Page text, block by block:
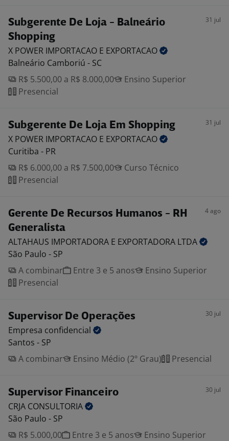
Subgerente De Loja - Balneário
Shopping
31 jul
X POWER IMPORTACAO E EXPORTACAO
Balneário Camboriú - SC
R$ 5.500,00 a R$ 8.000,00
Ensino Superior
Presencial
Subgerente De Loja Em Shopping 31 jul
X POWER IMPORTACAO E EXPORTACAO
Curitiba - PR
R$ 6.000,00 a R$ 7.500,00
Curso Técnico
Presencial
Gerente De Recursos Humanos - RH
Generalista
4 ago
ALTAHAUS IMPORTADORA E EXPORTADORA LTDA
São Paulo - SP
A combinar
Entre 3 e 5 anos
Ensino Superior
Presencial
Supervisor De Operações 30 jul
Empresa confidencial
Santos - SP
A combinar
Ensino Médio (2º Grau) Presencial
Supervisor Financeiro 30 jul
CRJA CONSULTORIA
São Paulo - SP
R$ 5.000,00
Entre 3 e 5 anos
Ensino Superior